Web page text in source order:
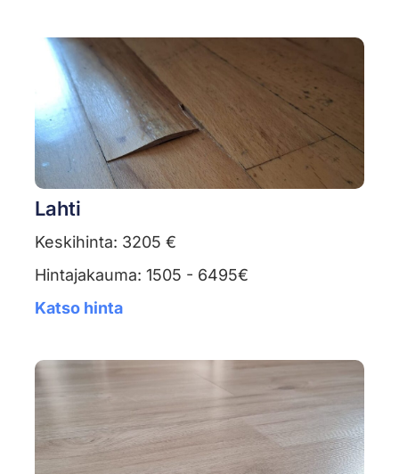
Lahti
Keskihinta: 3205 €
Hintajakauma: 1505 - 6495€
Katso hinta